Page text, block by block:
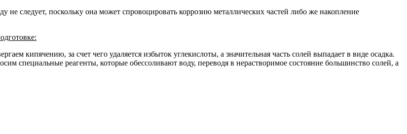
следует, поскольку она может спровоцировать коррозию металлических частей либо же накопление
кипячению, за счет чего удаляется избыток углекислоты, а значительная часть солей выпадает в виде осадка.
специальные реагенты, которые обессоливают воду, переводя в нерастворимое состояние большинство солей, а